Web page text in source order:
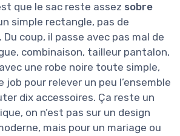
que le sac reste assez sobre
simple rectangle, pas de
coup, il passe avec pas mal de
combinaison, tailleur pantalon,
une robe noire toute simple,
pour relever un peu l’ensemble
dix accessoires. Ça reste un
on n’est pas sur un design
mais pour un mariage ou